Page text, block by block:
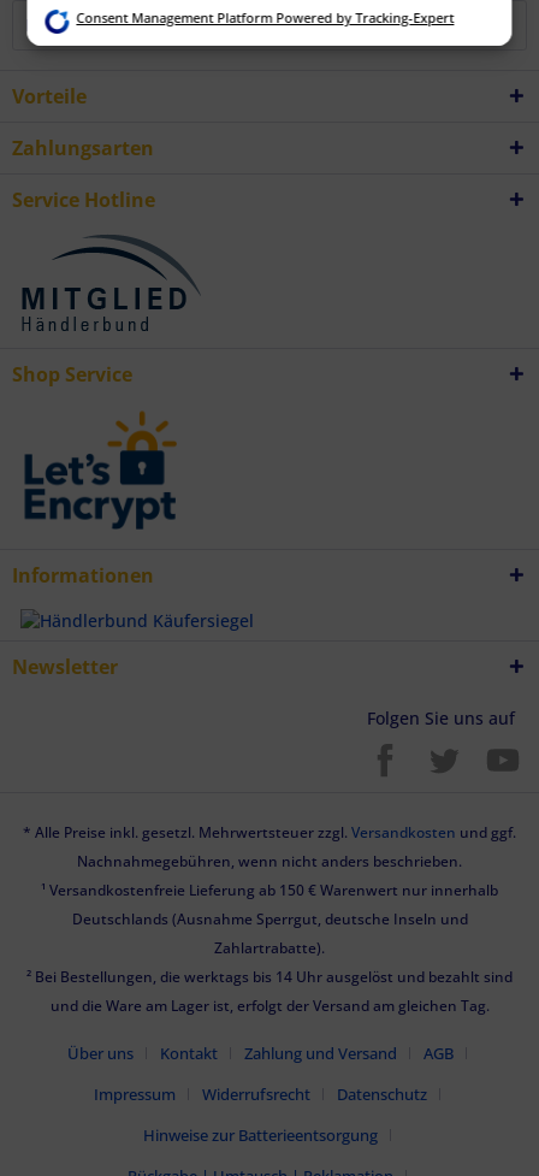
Kunden haben sich ebenfalls angesehen
Vorteile
Zahlungsarten
Service Hotline
Shop Service
Informationen
Newsletter
Folgen Sie uns auf
* Alle Preise inkl. gesetzl. Mehrwertsteuer zzgl. Versandkosten und ggf.
Nachnahmegebühren, wenn nicht anders beschrieben.
¹ Versandkostenfreie Lieferung ab 150 € Warenwert nur innerhalb
Deutschlands (Ausnahme Sperrgut, deutsche Inseln und
Zahlartrabatte).
² Bei Bestellungen, die werktags bis 14 Uhr ausgelöst und bezahlt sind
und die Ware am Lager ist, erfolgt der Versand am gleichen Tag.
Über uns Kontakt Zahlung und Versand
AGB
Impressum
Widerrufsrecht
Datenschutz
Hinweise zur Batterieentsorgung
Verwendung von Profilen zur Auswahl personalisierter Werbung
Messung der Performance von Inhalten
Entwicklung und Verbesserung der Angebote
Verwendung reduzierter Daten zur Auswahl von Inhalten
Verwendung genauer Standortdaten
Consent Management Platform Powered by Tracking-Expert